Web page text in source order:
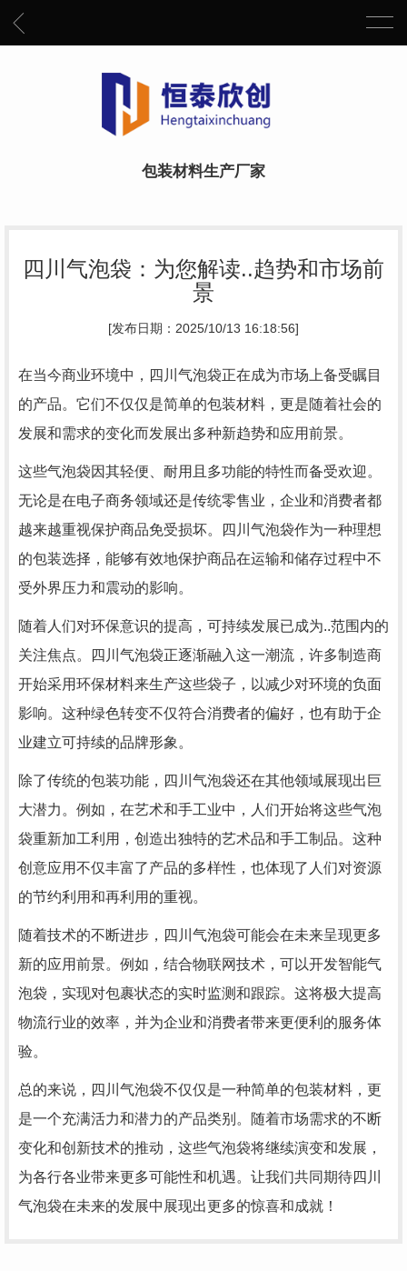
包装材料生产厂家
四川气泡袋：为您解读..趋势和市场前
景
[发布日期：2025/10/13 16:18:56]
在当今商业环境中，四川气泡袋正在成为市场上备受瞩目
的产品。它们不仅仅是简单的包装材料，更是随着社会的
发展和需求的变化而发展出多种新趋势和应用前景。
这些气泡袋因其轻便、耐用且多功能的特性而备受欢迎。
无论是在电子商务领域还是传统零售业，企业和消费者都
越来越重视保护商品免受损坏。四川气泡袋作为一种理想
的包装选择，能够有效地保护商品在运输和储存过程中不
受外界压力和震动的影响。
随着人们对环保意识的提高，可持续发展已成为..范围内的
关注焦点。四川气泡袋正逐渐融入这一潮流，许多制造商
开始采用环保材料来生产这些袋子，以减少对环境的负面
影响。这种绿色转变不仅符合消费者的偏好，也有助于企
业建立可持续的品牌形象。
除了传统的包装功能，四川气泡袋还在其他领域展现出巨
大潜力。例如，在艺术和手工业中，人们开始将这些气泡
袋重新加工利用，创造出独特的艺术品和手工制品。这种
创意应用不仅丰富了产品的多样性，也体现了人们对资源
的节约利用和再利用的重视。
随着技术的不断进步，四川气泡袋可能会在未来呈现更多
新的应用前景。例如，结合物联网技术，可以开发智能气
泡袋，实现对包裹状态的实时监测和跟踪。这将极大提高
物流行业的效率，并为企业和消费者带来更便利的服务体
验。
总的来说，四川气泡袋不仅仅是一种简单的包装材料，更
是一个充满活力和潜力的产品类别。随着市场需求的不断
变化和创新技术的推动，这些气泡袋将继续演变和发展，
为各行各业带来更多可能性和机遇。让我们共同期待四川
气泡袋在未来的发展中展现出更多的惊喜和成就！